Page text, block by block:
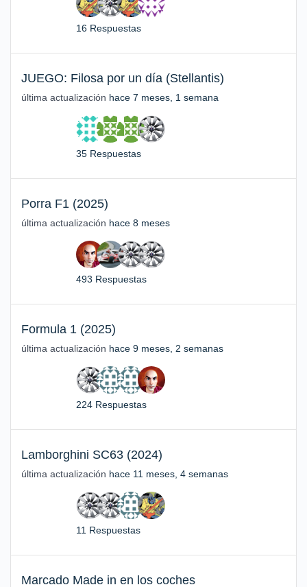
16 Respuestas
JUEGO: Filosa por un día (Stellantis)
última actualización hace 7 meses, 1 semana
35 Respuestas
Porra F1 (2025)
última actualización hace 8 meses
493 Respuestas
Formula 1 (2025)
última actualización hace 9 meses, 2 semanas
224 Respuestas
Lamborghini SC63 (2024)
última actualización hace 11 meses, 4 semanas
11 Respuestas
Marcado Made in en los coches